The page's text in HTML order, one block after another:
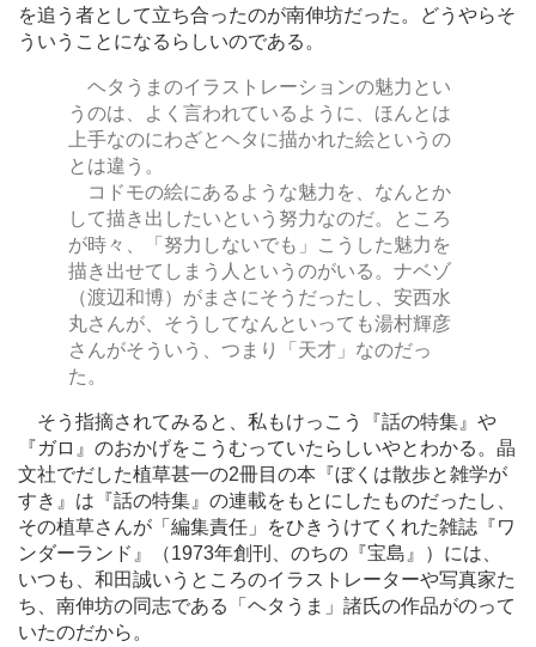
を追う者として立ち合ったのが南伸坊だった。どうやらそ
ういうことになるらしいのである。
ヘタうまのイラストレーションの魅力とい
うのは、よく言われているように、ほんとは
上手なのにわざとヘタに描かれた絵というの
とは違う。
コドモの絵にあるような魅力を、なんとか
して描き出したいという努力なのだ。ところ
が時々、「努力しないでも」こうした魅力を
描き出せてしまう人というのがいる。ナベゾ
（渡辺和博）がまさにそうだったし、安西水
丸さんが、そうしてなんといっても湯村輝彦
さんがそういう、つまり「天才」なのだっ
た。
そう指摘されてみると、私もけっこう『話の特集』や
『ガロ』のおかげをこうむっていたらしいやとわかる。晶
文社でだした植草甚一の2冊目の本『ぼくは散歩と雑学が
すき』は『話の特集』の連載をもとにしたものだったし、
その植草さんが「編集責任」をひきうけてくれた雑誌『ワ
ンダーランド』（1973年創刊、のちの『宝島』）には、
いつも、和田誠いうところのイラストレーターや写真家た
ち、南伸坊の同志である「ヘタうま」諸氏の作品がのって
いたのだから。